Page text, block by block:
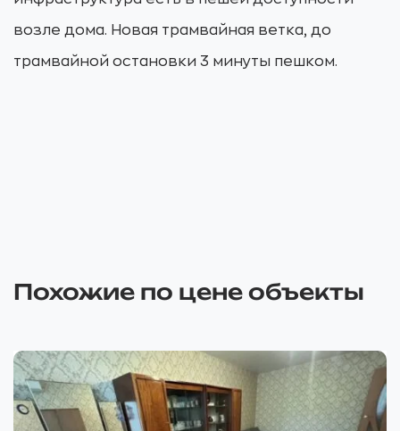
возле дома. Новая трамвайная ветка, до
трамвайной остановки 3 минуты пешком.
Похожие по цене объекты